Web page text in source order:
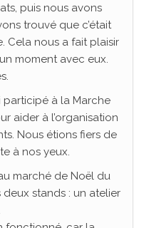
puis nous avons
trouvé que c’était
Cela nous a fait plaisir
moment avec eux.
participé à la Marche
aider à l’organisation
Nous étions fiers de
à nos yeux.
marché de Noël du
stands : un atelier